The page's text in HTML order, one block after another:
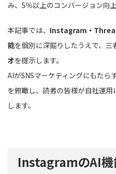
み、5％以上のコンバージョン向
本記事では、 Instagram・
能を個別に深掘りしたうえで、三
オを提示します。
AIがSNSマーケティングにもたら
を俯瞰し、読者の皆様が自社運
します。
InstagramのAI機